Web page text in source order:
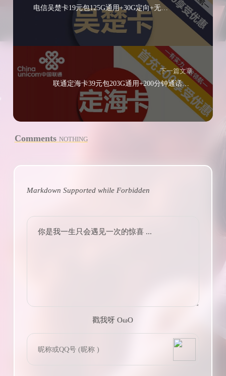
电信吴楚卡19元包125G通用+30G定向+无语音功能
下一篇文章
联通定海卡39元包203G通用+200分钟通话（可领红包）
Comments NOTHING
Markdown Supported while Forbidden
你是我一生只会遇见一次的惊喜 ...
戳我呀 OωO
Tieba